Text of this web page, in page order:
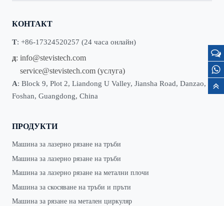
КОНТАКТ
Т: +86-17324520257 (24 часа онлайн)
д: info@stevistech.com
service@stevistech.com (услуга)
А: Block 9, Plot 2, Liandong U Valley, Jiansha Road, Danzao,
Foshan, Guangdong, China
ПРОДУКТИ
Машина за лазерно рязане на тръби
Машина за лазерно рязане на тръби
Машина за лазерно рязане на метални плочи
Машина за скосяване на тръби и пръти
Машина за рязане на метален циркуляр